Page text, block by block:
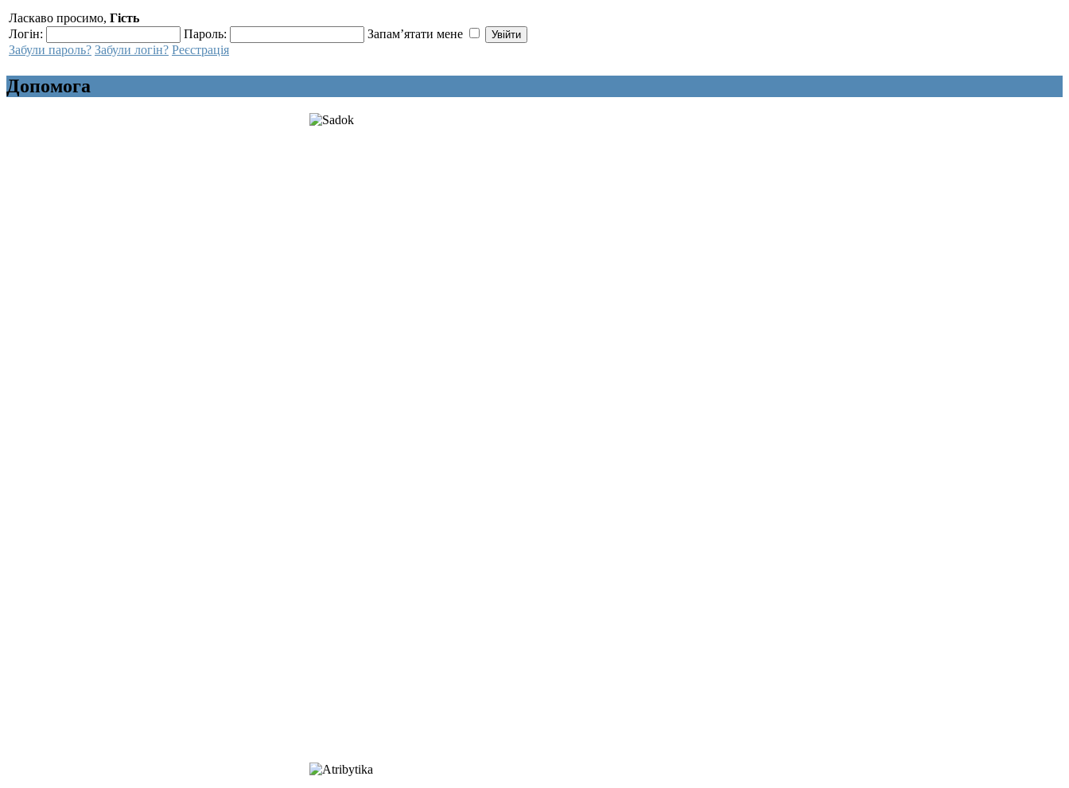
Ласкаво просимо, Гість
Логін:
Пароль:
Запам’ятати мене
Забули пароль? Забули логін? Реєстрація
Допомога